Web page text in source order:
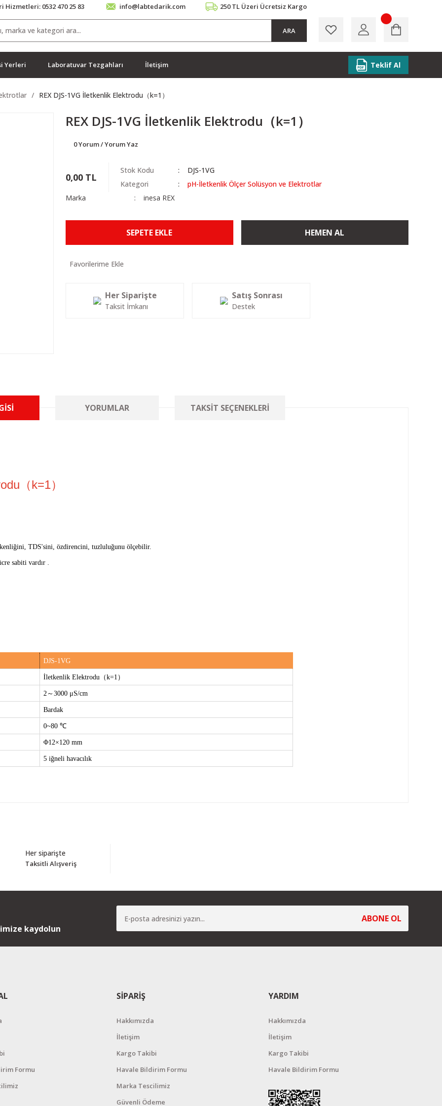
Hizmetleri: 0532 470 25 83 info@labtedarik.com 250 TL Üzeri Ücretsiz Kargo
ARA
Yerleri Laboratuvar Tezgahları İletişim Teklif Al
REX DJS-1VG İletkenlik Elektrodu（k=1）
REX DJS-1VG İletkenlik Elektrodu（k=1）
0 Yorum / Yorum Yaz
0,00 TL
Stok Kodu
DJS-1VG
Kategori
pH-İletkenlik Ölçer Solüsyon ve Elektrotlar
Marka
inesa REX
SEPETE EKLE HEMEN AL
Her Siparişte
Taksit İmkanı
Satış Sonrası
Destek
YORUMLAR TAKSIT SEÇENEKLERI
（k=1）
TDS'sini, özdirencini, tuzluluğunu ölçebilir.
sabiti vardır .
DJS-1VG
İletkenlik Elektrodu（k=1）
2～3000 μS/cm
Bardak
0~80 ℃
Φ12×120 mm
5 iğneli havacılık
Her siparişte
Taksitli Alışveriş
kaydolun
ABONE OL
Formu
SİPARİŞ
Hakkımızda
İletişim
Kargo Takibi
Havale Bildirim Formu
Marka Tescilimiz
Güvenli Ödeme
YARDIM
Hakkımızda
İletişim
Kargo Takibi
Havale Bildirim Formu